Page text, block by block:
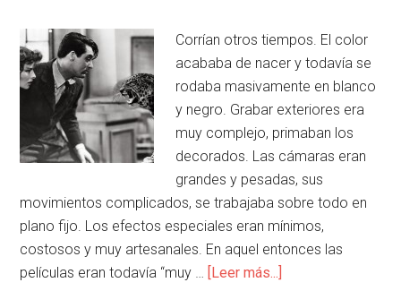
Corrían otros tiempos. El color
acababa de nacer y todavía se
rodaba masivamente en blanco
y negro. Grabar exteriores era
muy complejo, primaban los
decorados. Las cámaras eran
grandes y pesadas, sus
movimientos complicados, se trabajaba sobre todo en
plano fijo. Los efectos especiales eran mínimos,
costosos y muy artesanales. En aquel entonces las
películas eran todavía “muy … [Leer más...]